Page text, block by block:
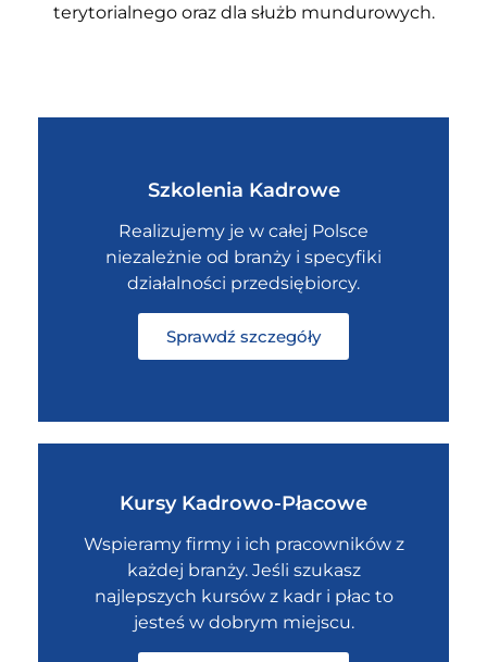
terytorialnego oraz dla służb mundurowych.
Szkolenia Kadrowe
Realizujemy je w całej Polsce
niezależnie od branży i specyfiki
działalności przedsiębiorcy.
Sprawdź szczegóły
Kursy Kadrowo-Płacowe
Wspieramy firmy i ich pracowników z
każdej branży. Jeśli szukasz
najlepszych kursów z kadr i płac to
jesteś w dobrym miejscu.